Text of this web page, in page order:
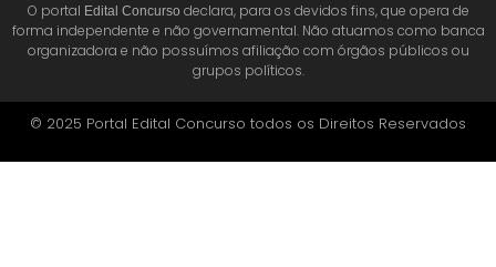
O portal Edital Concurso declara, para os devidos fins, que opera de
forma independente e não governamental. Não atuamos como banca
organizadora e não possuímos afiliação com órgãos públicos ou
grupos políticos.
© 2025 Portal Edital Concurso todos os Direitos Reservados